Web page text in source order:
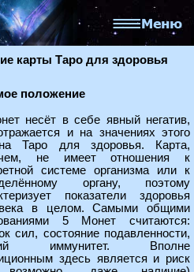
карты Таро для здоровья
положение
несёт в себе явный негатив,
и на значениях этого
Таро для здоровья. Карта,
не имеет отношения к
системе организма или к
органу, поэтому
показатели здоровья
в целом. Самыми общими
5 Монет считаются:
сил, состояние подавленности,
иммунитет. Вполне
здесь является и риск